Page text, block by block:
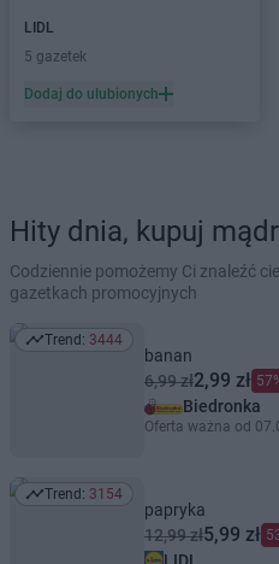
LIDL
5 gazetek
Dodaj do ulubionych
Hity dnia, kupuj
Codziennie pomożemy Ci znaleźć
gazetkach promocyjnych
Trend: 3444
Trend: 3444
banan
6,99 zł2,99 zł
Biedronka
Oferta ważna od
Trend: 3154
Trend: 3154
papryka
12,99 zł5,99 zł